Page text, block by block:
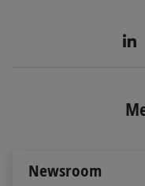
L
e
Newsroom